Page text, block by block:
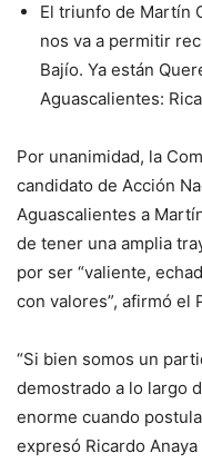
El triunfo de Martín
nos va a permitir
Bajío. Ya están
Aguascalientes:
Por unanimidad, la
candidato de Acción
Aguascalientes a
de tener una amplia
por ser “valiente,
con valores”, afirmó el
“Si bien somos un
demostrado a lo largo
enorme cuando
expresó Ricardo